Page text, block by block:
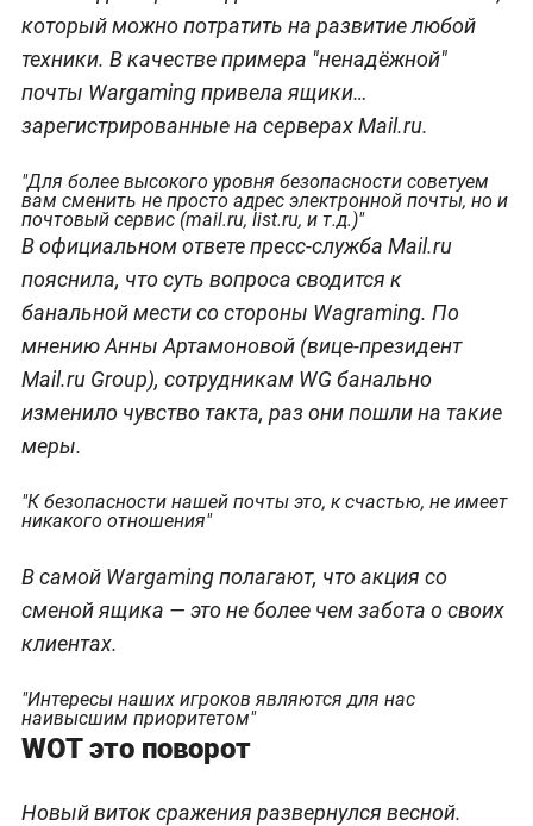
который можно потратить на развитие любой
техники. В качестве примера "ненадёжной"
почты Wargaming привела ящики…
зарегистрированные на серверах Mail.ru.
"Для более высокого уровня безопасности советуем
вам сменить не просто адрес электронной почты, но и
почтовый сервис (mail.ru, list.ru, и т.д.)"
В официальном ответе пресс-служба Mail.ru
пояснила, что суть вопроса сводится к
банальной мести со стороны Wagraming. По
мнению Анны Артамоновой (вице-президент
Mail.ru Group), сотрудникам WG банально
изменило чувство такта, раз они пошли на такие
меры.
"К безопасности нашей почты это, к счастью, не имеет
никакого отношения"
В самой Wargaming полагают, что акция со
сменой ящика — это не более чем забота о своих
клиентах.
"Интересы наших игроков являются для нас
наивысшим приоритетом"
WOT это поворот
Новый виток сражения развернулся весной.